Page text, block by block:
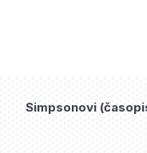
Simpsonovi